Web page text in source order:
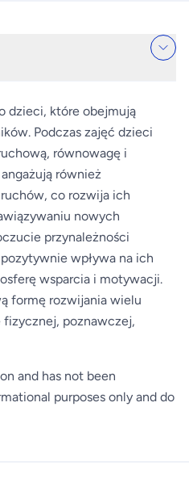
dzieci, które obejmują
Podczas zajęć dzieci
równowagę i
również
co rozwija ich
nowych
przynależności
wpływa na ich
wsparcia i motywacji.
formę rozwijania wielu
fizycznej, poznawczej,
and has not been
purposes only and do